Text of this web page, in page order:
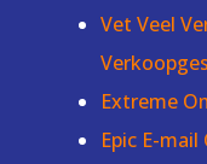
Vet Veel
Extreme
Epic E-